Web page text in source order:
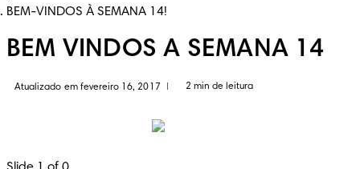
BEM-VINDOS À SEMANA 14!
BEM VINDOS A SEMANA 14
Atualizado em fevereiro 16, 2017 2 min de leitura